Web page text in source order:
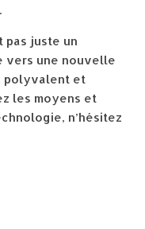
pas juste un
vers une nouvelle
polyvalent et
les moyens et
n’hésitez